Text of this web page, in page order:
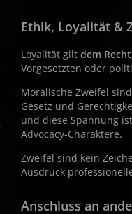
Ethik, Loyalität &
Loyalität gilt dem Recht
Vorgesetzten oder
Moralische Zweifel
Gesetz und
und diese Spannung
Advocacy-Charaktere.
Zweifel sind kein
Ausdruck
Anschluss an